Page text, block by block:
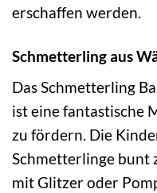
erschaffen werden.
Schmetterling aus
Das Schmetterling
ist eine fantastische
zu fördern. Die
Schmetterlinge bunt
mit Glitzer oder